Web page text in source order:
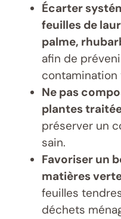
Écarter
feuilles de
palme,
afin de
contamination
Ne pas
plantes
préserver un
sain.
Favoriser un
matières
feuilles
déchets